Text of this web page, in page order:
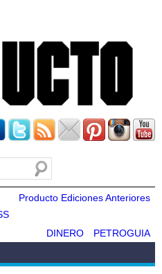
Producto Ediciones Anteriores
PETROGUIA
DINERO